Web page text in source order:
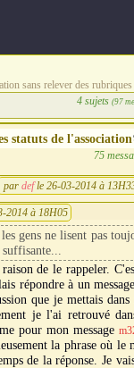
sans relever des rubriques
4 sujets (97
statuts de l'association
75
par def le 26-03-2014 à
2014 à 18H05
gens ne lisent pas
de le rappeler.
répondre à un
que je mettais
je l'ai retrouvé
pour mon message
la phrase où
de la réponse. Je